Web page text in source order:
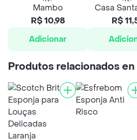
Mambo
R$ 10,98
Adicionar
Casa
R$
Produtos relacionados